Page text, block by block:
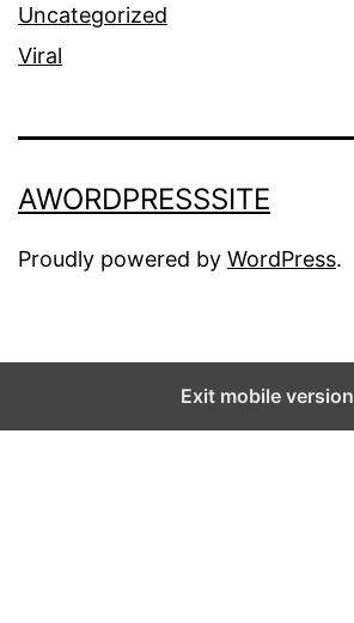
Uncategorized
Viral
AWORDPRESSSITE
Proudly powered by WordPress.
Exit mobile version